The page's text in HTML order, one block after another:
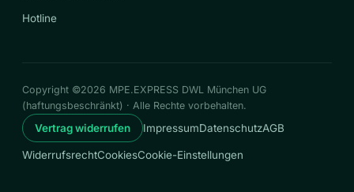
Hotline
Copyright ©2026 MPE.EXPRESS DWL München UG
(haftungsbeschränkt) · Alle Rechte vorbehalten.
Vertrag widerrufen ImpressumDatenschutzAGB
WiderrufsrechtCookiesCookie-Einstellungen